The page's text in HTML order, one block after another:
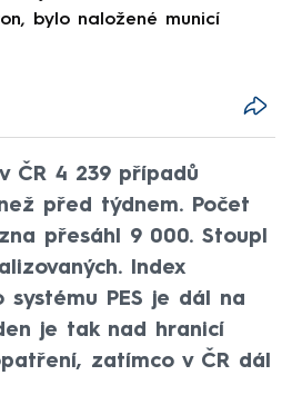
bylo naložené municí
ČR 4 239 případů
před týdnem. Počet
přesáhl 9 000. Stoupl
Index
systému PES je dál na
je tak nad hranicí
zatímco v ČR dál